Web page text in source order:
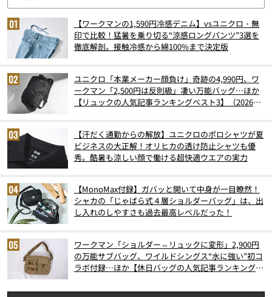
【ワークマンの1,590円冷感デニム】vsユニクロ・無
印で比較！猛暑を乗り切る“涼感ロングパンツ”3選を
徹底解剖。接触冷感から綿100%まで決定版
ユニクロ「本業メーカー顔負け」奇跡の4,990円、ワ
ークマン「2,500円は反則級」凄い万能バッグ…ほか
【リュックの人気記事ランキングベスト3】（2026年
【汗だく通勤からの解放】ユニクロのポロシャツが夏
ビジネスの大正解！オリヒカの透け防止シャツも優
秀。酷暑も涼しい顔で働ける超快適ウエアの実力
【MonoMax付録】ガバッと開いて中身が一目瞭然！
シャカの「じゃばら式４層ショルダーバッグ」は、出
し入れのしやすさも過去最高レベルだった！
ワークマン「ショルダー⇔リュックに変形」2,900円
の万能サブバッグ、ワイルドシングス“水に強い”初コ
ラボ付録…ほか【休日バッグの人気記事ランキングベ